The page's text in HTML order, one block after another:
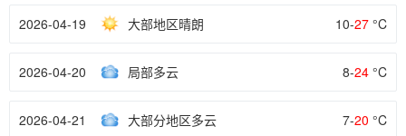
2026-04-19 大部地区晴朗 10-27 °C
2026-04-20 局部多云 8-24 °C
2026-04-21 大部分地区多云 7-20 °C